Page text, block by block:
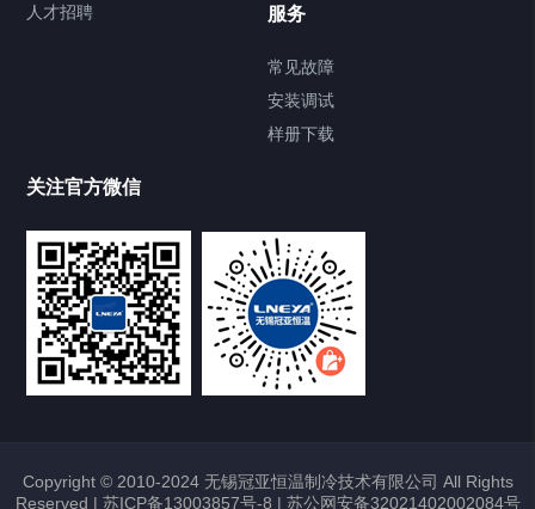
Chamber试验箱
TCU温度控制单元
VOCs冷凝回收装置
人才招聘
服务
常见故障
安装调试
样册下载
关注官方微信
Copyright © 2010-2024 无锡冠亚恒温制冷技术有限公司 All Rights
Reserved | 苏ICP备13003857号-8 | 苏公网安备32021402002084号